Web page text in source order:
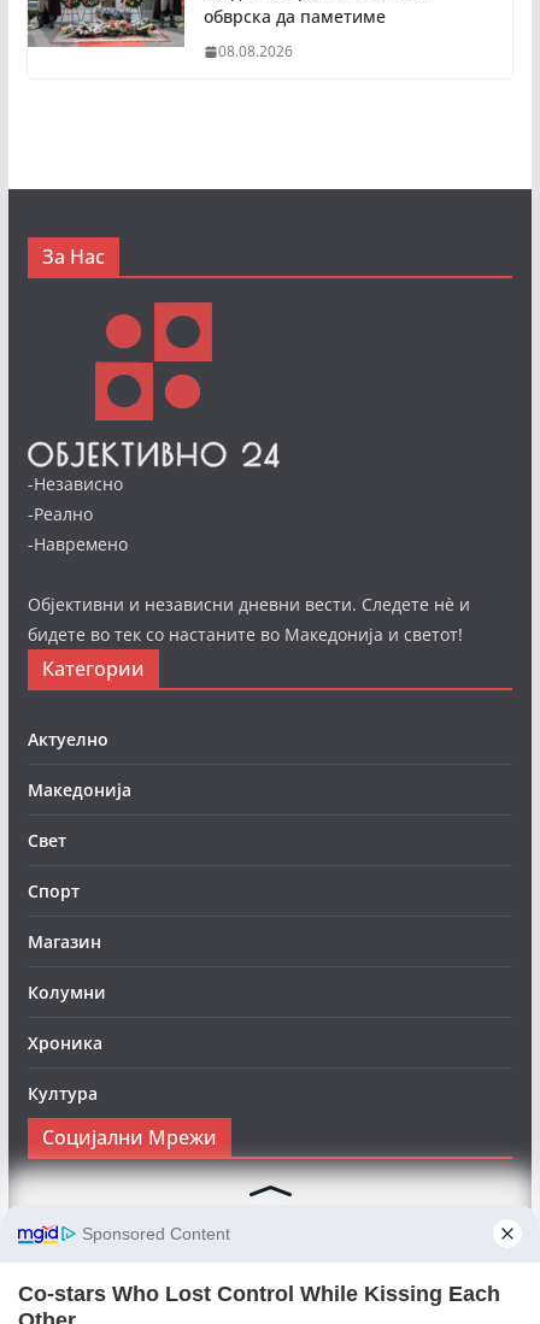
обврска да паметиме
08.08.2026
За Нас
-Независно
-Реално
-Навремено
Објективни и независни дневни вести. Следете нè и
бидете во тек со настаните во Македонија и светот!
Категории
Актуелно
Македонија
Свет
Спорт
Магазин
Колумни
Хроника
Култура
Социјални Мрежи
Следете нè на Фејсбук за да сте во тек со најновите